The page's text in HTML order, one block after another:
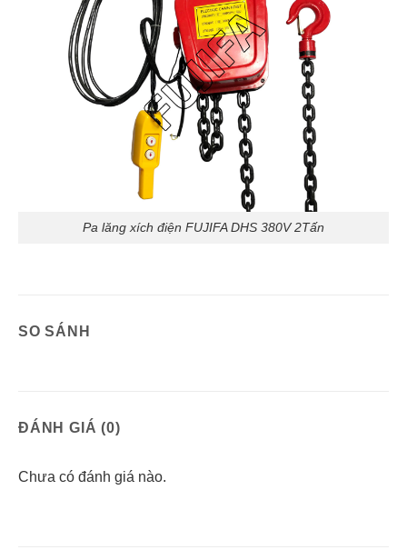
Pa lăng xích điện FUJIFA DHS 380V 2Tấn
SO SÁNH
ĐÁNH GIÁ (0)
Chưa có đánh giá nào.